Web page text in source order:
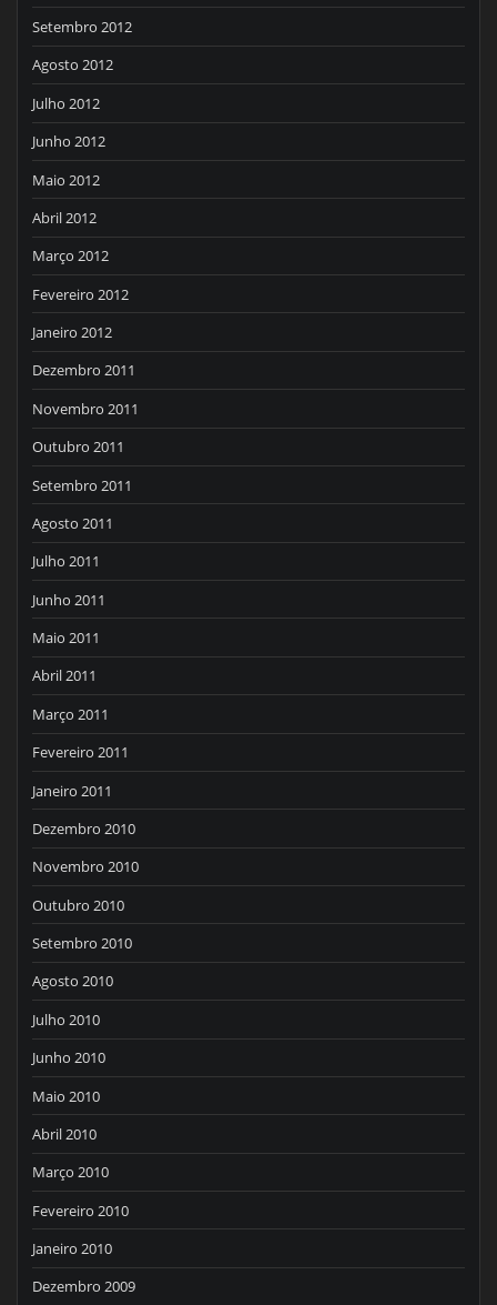
Setembro 2012
Agosto 2012
Julho 2012
Junho 2012
Maio 2012
Abril 2012
Março 2012
Fevereiro 2012
Janeiro 2012
Dezembro 2011
Novembro 2011
Outubro 2011
Setembro 2011
Agosto 2011
Julho 2011
Junho 2011
Maio 2011
Abril 2011
Março 2011
Fevereiro 2011
Janeiro 2011
Dezembro 2010
Novembro 2010
Outubro 2010
Setembro 2010
Agosto 2010
Julho 2010
Junho 2010
Maio 2010
Abril 2010
Março 2010
Fevereiro 2010
Janeiro 2010
Dezembro 2009